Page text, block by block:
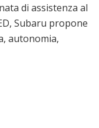
di assistenza al
Subaru propone
autonomia,